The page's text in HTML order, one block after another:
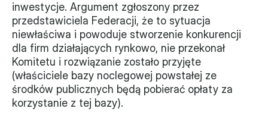
inwestycje. Argument zgłoszony przez
przedstawiciela Federacji, że to sytuacja
niewłaściwa i powoduje stworzenie konkurencji
dla firm działających rynkowo, nie przekonał
Komitetu i rozwiązanie zostało przyjęte
(właściciele bazy noclegowej powstałej ze
środków publicznych będą pobierać opłaty za
korzystanie z tej bazy).